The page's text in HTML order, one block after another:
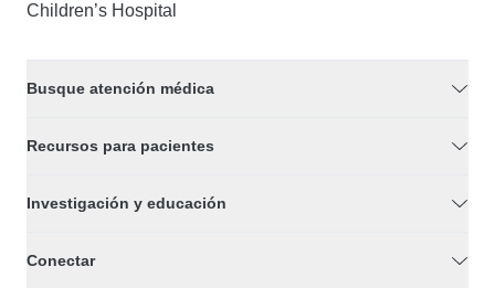
Children’s Hospital
Busque atención médica
Recursos para pacientes
Investigación y educación
Conectar